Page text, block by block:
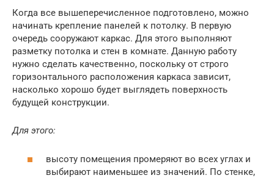
Когда все вышеперечисленное подготовлено, можно
начинать крепление панелей к потолку. В первую
очередь сооружают каркас. Для этого выполняют
разметку потолка и стен в комнате. Данную работу
нужно сделать качественно, поскольку от строго
горизонтального расположения каркаса зависит,
насколько хорошо будет выглядеть поверхность
будущей конструкции.
Для этого:
высоту помещения промеряют во всех углах и
выбирают наименьшее из значений. По стенке,